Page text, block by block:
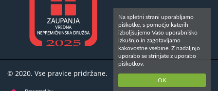
© 2020. Vse pravice pridržane.
Na spletni strani uporabljamo
piškotke, s pomočjo katerih
izboljšujemo Vašo uporabniško
izkušnjo in zagotavljamo
kakovostne vsebine. Z nadaljnjo
uporabo se strinjate z uporabo
piškotkov.
OK